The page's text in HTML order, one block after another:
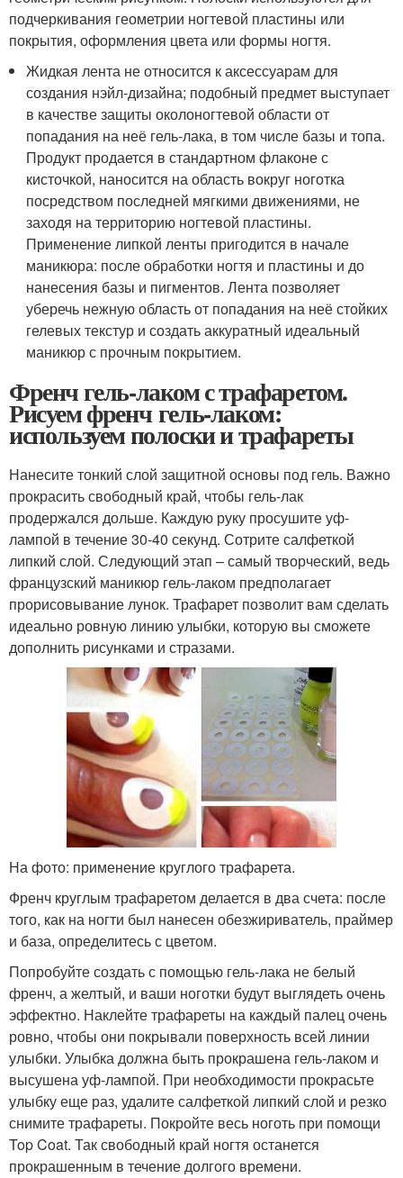
подчеркивания геометрии ногтевой пластины или
покрытия, оформления цвета или формы ногтя.
Жидкая лента не относится к аксессуарам для
создания нэйл-дизайна; подобный предмет выступает
в качестве защиты околоногтевой области от
попадания на неё гель-лака, в том числе базы и топа.
Продукт продается в стандартном флаконе с
кисточкой, наносится на область вокруг ноготка
посредством последней мягкими движениями, не
заходя на территорию ногтевой пластины.
Применение липкой ленты пригодится в начале
маникюра: после обработки ногтя и пластины и до
нанесения базы и пигментов. Лента позволяет
уберечь нежную область от попадания на неё стойких
гелевых текстур и создать аккуратный идеальный
маникюр с прочным покрытием.
Френч гель-лаком с трафаретом.
Рисуем френч гель-лаком:
используем полоски и трафареты
Нанесите тонкий слой защитной основы под гель. Важно
прокрасить свободный край, чтобы гель-лак
продержался дольше. Каждую руку просушите уф-
лампой в течение 30-40 секунд. Сотрите салфеткой
липкий слой. Следующий этап – самый творческий, ведь
французский маникюр гель-лаком предполагает
прорисовывание лунок. Трафарет позволит вам сделать
идеально ровную линию улыбки, которую вы сможете
дополнить рисунками и стразами.
На фото: применение круглого трафарета.
Френч круглым трафаретом делается в два счета: после
того, как на ногти был нанесен обезжириватель, праймер
и база, определитесь с цветом.
Попробуйте создать с помощью гель-лака не белый
френч, а желтый, и ваши ноготки будут выглядеть очень
эффектно. Наклейте трафареты на каждый палец очень
ровно, чтобы они покрывали поверхность всей линии
улыбки. Улыбка должна быть прокрашена гель-лаком и
высушена уф-лампой. При необходимости прокрасьте
улыбку еще раз, удалите салфеткой липкий слой и резко
снимите трафареты. Покройте весь ноготь при помощи
Top Coat. Так свободный край ногтя останется
прокрашенным в течение долгого времени.